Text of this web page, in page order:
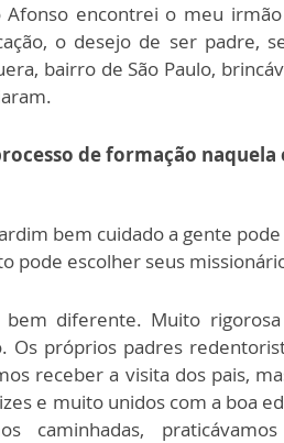
Afonso encontrei o meu
o desejo de ser padre,
bairro de São Paulo,
de formação naquela
bem cuidado a gente
pode escolher seus
diferente. Muito
Os próprios padres
receber a visita dos pais,
e muito unidos com a boa
caminhadas,